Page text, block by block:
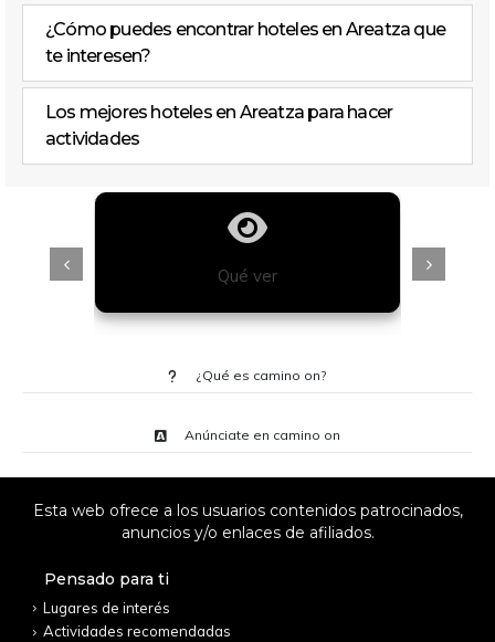
¿Cómo puedes encontrar hoteles en Areatza que
te interesen?
Los mejores hoteles en Areatza para hacer
actividades
Qué ver
¿Qué es camino on?
Anúnciate en camino on
Esta web ofrece a los usuarios contenidos patrocinados,
anuncios y/o enlaces de afiliados.
Pensado para ti
Lugares de interés
Actividades recomendadas